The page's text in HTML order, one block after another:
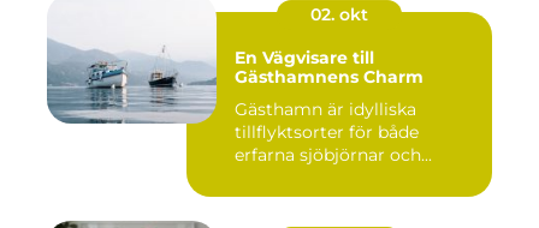
02. okt
En Vägvisare till
Gästhamnens Charm
Gästhamn är idylliska
tillflyktsorter för både
erfarna sjöbjörnar och...